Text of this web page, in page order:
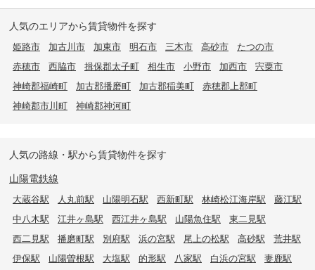
人気のエリアから賃貸物件を探す
姫路市 加古川市 加東市 明石市 三木市 高砂市
たつの市
赤穂市
西脇市 揖保郡太子町 相生市 小野市 加西市
宍粟市
神崎郡福崎町
加古郡播磨町 加古郡稲美町
赤穂郡上郡町
神崎郡市川町
神崎郡神河町
人気の路線・駅から賃貸物件を探す
山陽電鉄線
大蔵谷駅 人丸前駅 山陽明石駅 西新町駅 林崎松江海岸駅
藤江駅
中八木駅
江井ヶ島駅 西江井ヶ島駅 山陽魚住駅
東二見駅
西二見駅
播磨町駅 別府駅 浜の宮駅 尾上の松駅 高砂駅
荒井駅
伊保駅
山陽曽根駅 大塩駅 的形駅 八家駅 白浜の宮駅
妻鹿駅